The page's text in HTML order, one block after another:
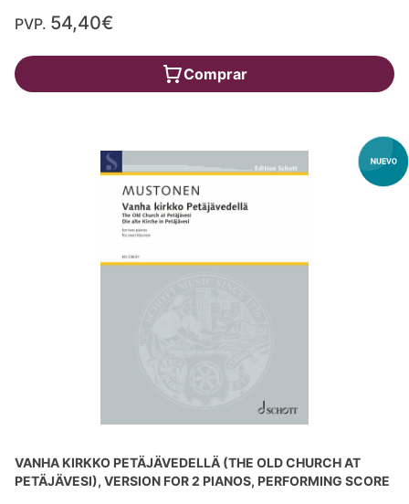
PVP. 54,40€
Comprar
VANHA KIRKKO PETÄJÄVEDELLÄ (THE OLD CHURCH AT
PETÄJÄVESI), VERSION FOR 2 PIANOS, PERFORMING SCORE